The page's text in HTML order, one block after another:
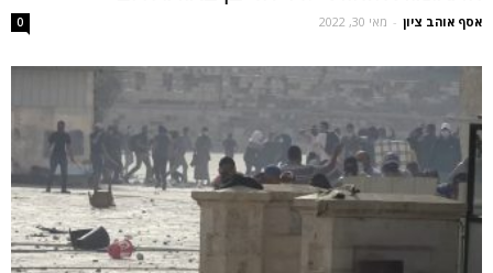
אסף אוהב ציון - מאי 30, 2022 0